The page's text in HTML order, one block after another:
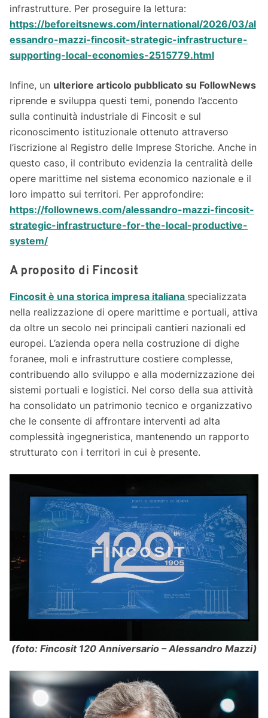
infrastrutture. Per proseguire la lettura:
https://beforeitsnews.com/international/2026/03/al
essandro-mazzi-fincosit-strategic-infrastructure-
supporting-local-economies-2515779.html
Infine, un ulteriore articolo pubblicato su FollowNews
riprende e sviluppa questi temi, ponendo l’accento
sulla continuità industriale di Fincosit e sul
riconoscimento istituzionale ottenuto attraverso
l’iscrizione al Registro delle Imprese Storiche. Anche in
questo caso, il contributo evidenzia la centralità delle
opere marittime nel sistema economico nazionale e il
loro impatto sui territori. Per approfondire:
https://follownews.com/alessandro-mazzi-fincosit-
strategic-infrastructure-for-the-local-productive-
system/
A proposito di Fincosit
Fincosit è una storica impresa italiana specializzata
nella realizzazione di opere marittime e portuali, attiva
da oltre un secolo nei principali cantieri nazionali ed
europei. L’azienda opera nella costruzione di dighe
foranee, moli e infrastrutture costiere complesse,
contribuendo allo sviluppo e alla modernizzazione dei
sistemi portuali e logistici. Nel corso della sua attività
ha consolidato un patrimonio tecnico e organizzativo
che le consente di affrontare interventi ad alta
complessità ingegneristica, mantenendo un rapporto
strutturato con i territori in cui è presente.
(foto: Fincosit 120 Anniversario – Alessandro Mazzi)